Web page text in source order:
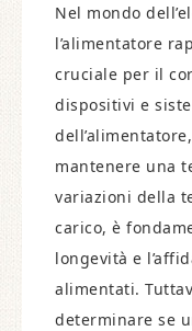
Nel mondo
l’alimentatore
cruciale per il
dispositivi e
mantenere una
variazioni della
carico, è
longevità e
alimentati.
determinare se